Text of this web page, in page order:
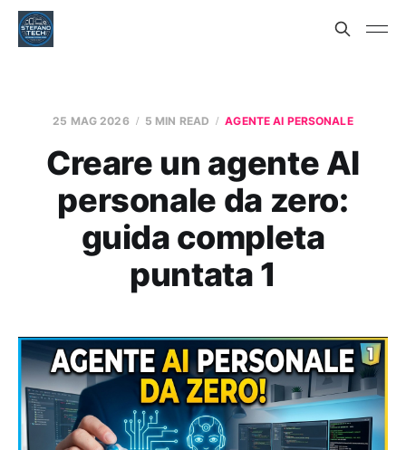
25 MAG 2026 5 MIN READ AGENTE AI PERSONALE
Creare un agente AI
personale da zero:
guida completa
puntata 1